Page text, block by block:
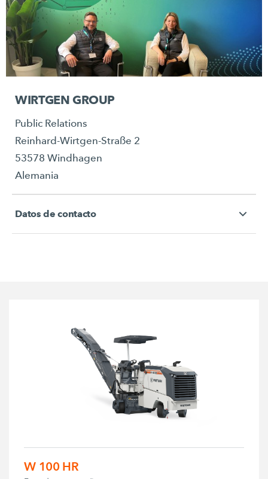
WIRTGEN GROUP
Public Relations
Reinhard-Wirtgen-Straße 2
53578 Windhagen
Alemania
Datos de contacto
W 100 HR